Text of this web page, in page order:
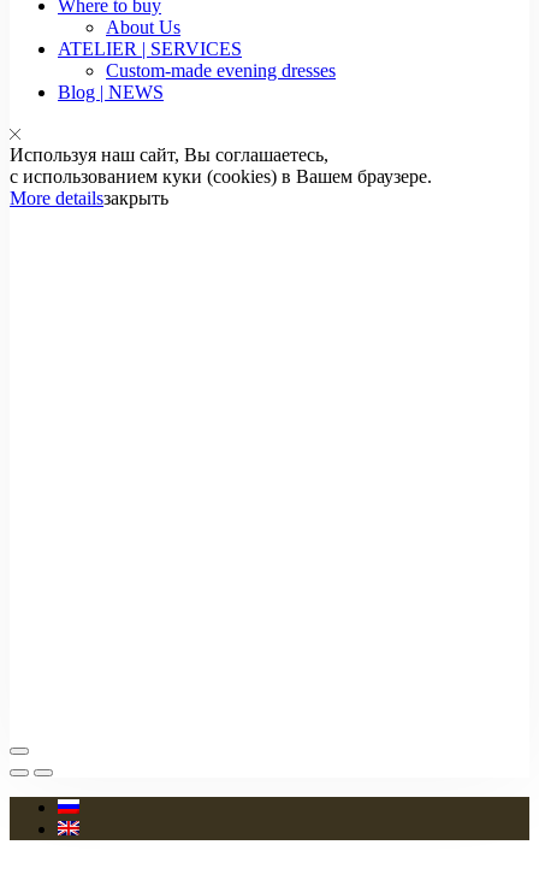
Where to buy
About Us
ATELIER | SERVICES
Custom-made evening dresses
Blog | NEWS
Используя наш сайт, Вы соглашаетесь,
с использованием куки (cookies) в Вашем браузере.
More detailsзакрыть